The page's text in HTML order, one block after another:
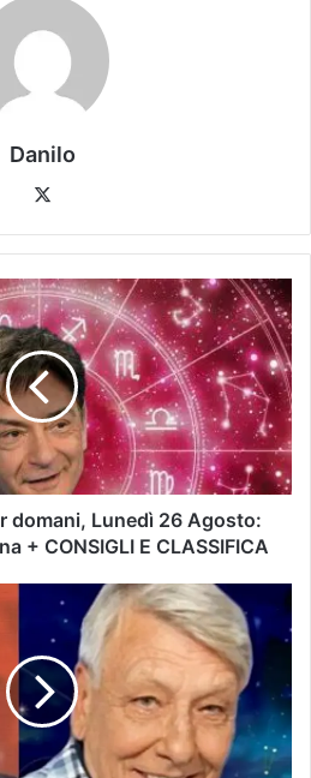
Danilo
domani, Lunedì 26 Agosto:
+ CONSIGLI E CLASSIFICA